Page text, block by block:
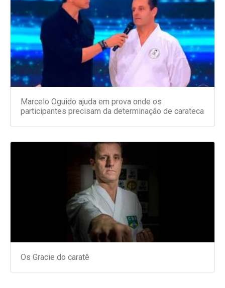
Marcelo Oguido ajuda em prova onde os
participantes precisam da determinação de carateca
Os Gracie do caratê